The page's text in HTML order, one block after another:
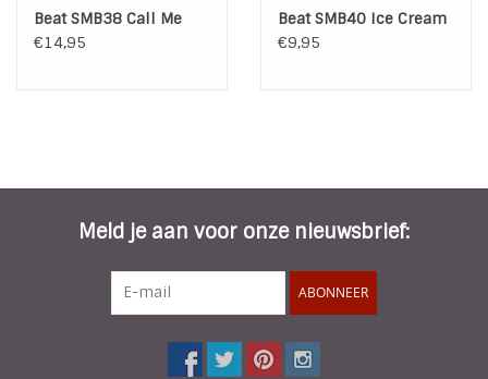
Beat SMB38 Call Me
€14,95
Beat SMB40 Ice Cream
€9,95
Meld je aan voor onze nieuwsbrief:
ABONNEER